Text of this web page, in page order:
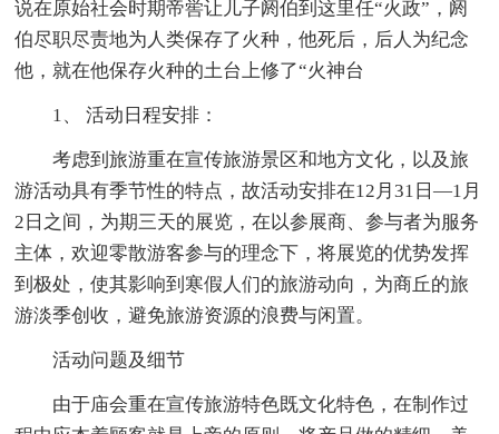
说在原始社会时期帝喾让儿子阏伯到这里任“火政”，阏
伯尽职尽责地为人类保存了火种，他死后，后人为纪念
他，就在他保存火种的土台上修了“火神台
1、 活动日程安排：
考虑到旅游重在宣传旅游景区和地方文化，以及旅
游活动具有季节性的特点，故活动安排在12月31日—1月
2日之间，为期三天的展览，在以参展商、参与者为服务
主体，欢迎零散游客参与的理念下，将展览的优势发挥
到极处，使其影响到寒假人们的旅游动向，为商丘的旅
游淡季创收，避免旅游资源的浪费与闲置。
活动问题及细节
由于庙会重在宣传旅游特色既文化特色，在制作过